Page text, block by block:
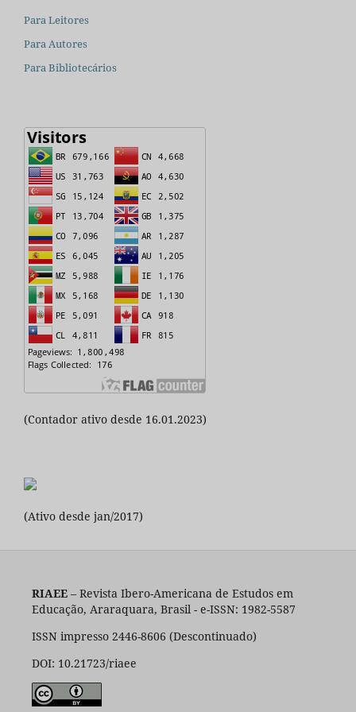
Para Leitores
Para Autores
Para Bibliotecários
(Contador ativo desde 16.01.2023)
(Ativo desde jan/2017)
RIAEE– Revista Ibero-Americana de Estudos em
Educação, Araraquara, Brasil - e-ISSN: 1982-5587
ISSN impresso 2446-8606 (Descontinuado)
DOI: 10.21723/riaee